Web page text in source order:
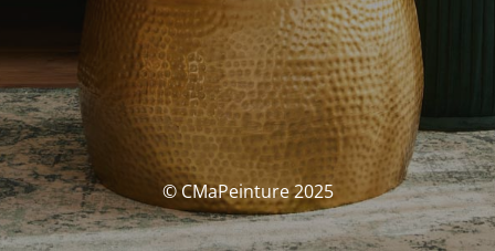
© CMaPeinture 2025